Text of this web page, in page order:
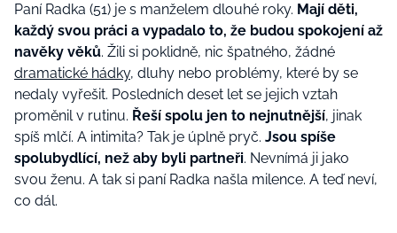
Paní Radka (51) je s manželem dlouhé roky. Mají děti,
každý svou práci a vypadalo to, že budou spokojení až
navěky věků. Žili si poklidně, nic špatného, žádné
dramatické hádky, dluhy nebo problémy, které by se
nedaly vyřešit. Posledních deset let se jejich vztah
proměnil v rutinu. Řeší spolu jen to nejnutnější, jinak
spíš mlčí. A intimita? Tak je úplně pryč. Jsou spíše
spolubydlící, než aby byli partneři. Nevnímá ji jako
svou ženu. A tak si paní Radka našla milence. A teď neví,
co dál.